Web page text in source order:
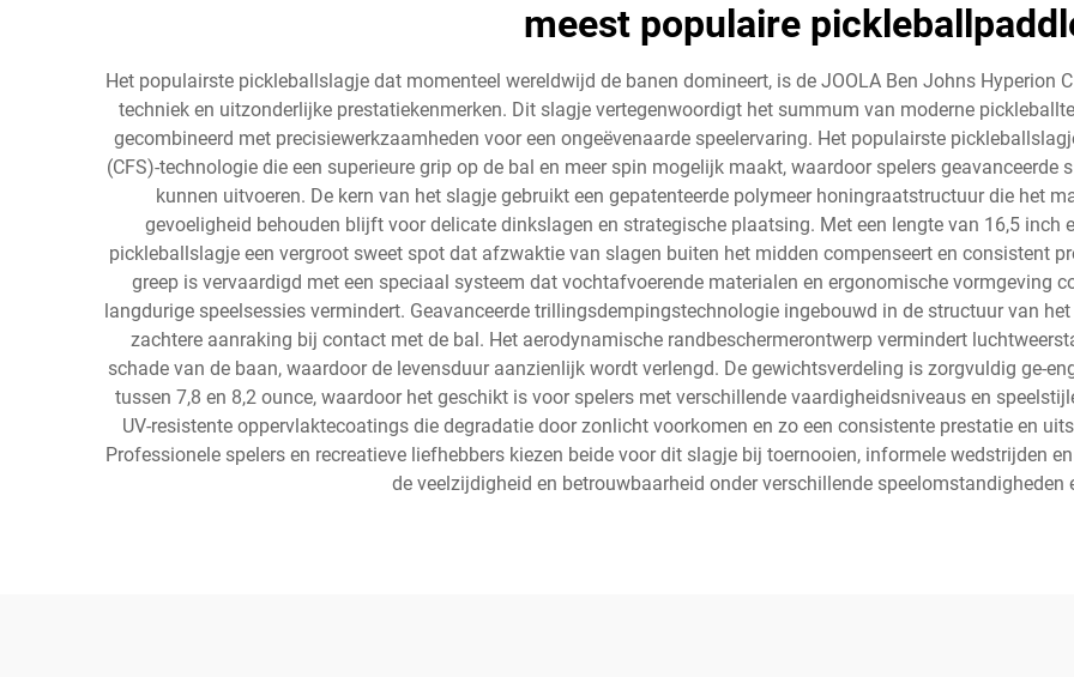
meest populaire
Het populairste pickleballslagje dat momenteel wereldwijd de banen domineert, is de JOOLA Ben Johns Hyperion
techniek en uitzonderlijke prestatiekenmerken. Dit slagje vertegenwoordigt het summum van moderne
gecombineerd met precisiewerkzaamheden voor een ongeëvenaarde speelervaring. Het populairste
(CFS)-technologie die een superieure grip op de bal en meer spin mogelijk maakt, waardoor spelers
kunnen uitvoeren. De kern van het slagje gebruikt een gepatenteerde polymeer honingraatstructuur die het
gevoeligheid behouden blijft voor delicate dinkslagen en strategische plaatsing. Met een lengte van 16,5 inch
pickleballslagje een vergroot sweet spot dat afzwaktie van slagen buiten het midden compenseert en consistent
greep is vervaardigd met een speciaal systeem dat vochtafvoerende materialen en ergonomische vormgeving
langdurige speelsessies vermindert. Geavanceerde trillingsdempingstechnologie ingebouwd in de structuur van
zachtere aanraking bij contact met de bal. Het aerodynamische randbeschermerontwerp vermindert
schade van de baan, waardoor de levensduur aanzienlijk wordt verlengd. De gewichtsverdeling is zorgvuldig ge-
tussen 7,8 en 8,2 ounce, waardoor het geschikt is voor spelers met verschillende vaardigheidsniveaus en
UV-resistente oppervlaktecoatings die degradatie door zonlicht voorkomen en zo een consistente prestatie en
Professionele spelers en recreatieve liefhebbers kiezen beide voor dit slagje bij toernooien, informele wedstrijden
de veelzijdigheid en betrouwbaarheid onder verschillende speelomstandigheden